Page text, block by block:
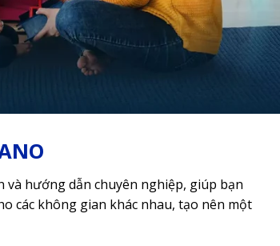
và hướng dẫn chuyên nghiệp, giúp bạn
các không gian khác nhau, tạo nên một